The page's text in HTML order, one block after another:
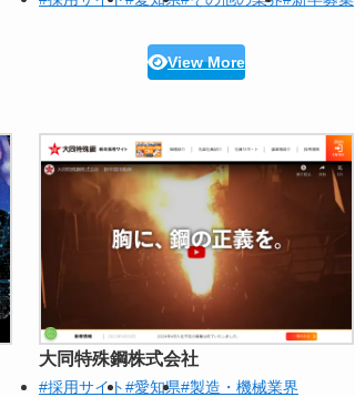
View More
大同特殊鋼株式会社
#採用サイト#愛知県#製造・機械業界